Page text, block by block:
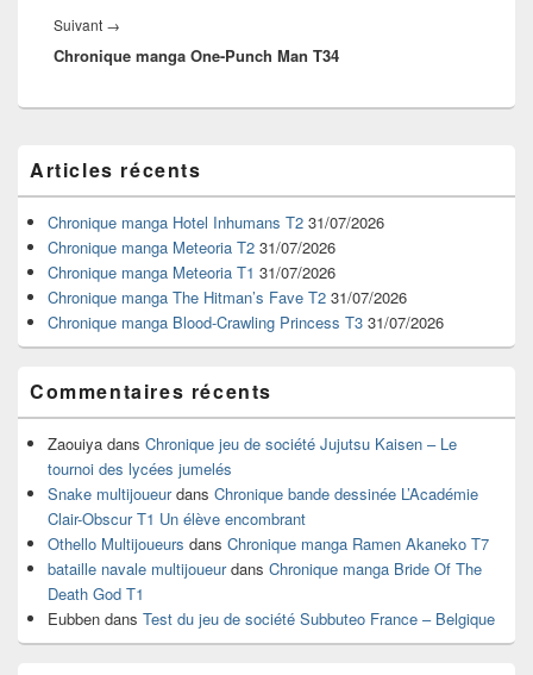
Suivant →
suivant :
Chronique manga One-Punch Man T34
principale
de
widget
pour
barre
latérale
Articles récents
Chronique manga Hotel Inhumans T2 31/07/2026
Chronique manga Meteoria T2 31/07/2026
Chronique manga Meteoria T1 31/07/2026
Chronique manga The Hitman’s Fave T2 31/07/2026
Chronique manga Blood-Crawling Princess T3 31/07/2026
Commentaires récents
Zaouiya dans Chronique jeu de société Jujutsu Kaisen – Le
tournoi des lycées jumelés
Snake multijoueurdans Chronique bande dessinée L’Académie
Clair-Obscur T1 Un élève encombrant
Othello Multijoueurs dans Chronique manga Ramen Akaneko T7
bataille navale multijoueurdans Chronique manga Bride Of The
Death God T1
Eubben dans Test du jeu de société Subbuteo France – Belgique